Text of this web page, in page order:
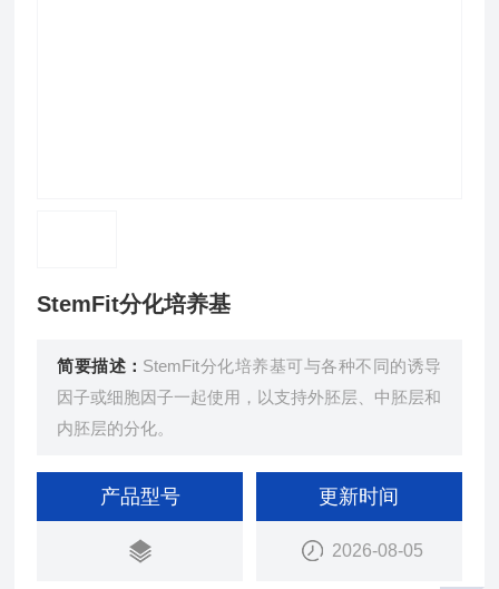
StemFit分化培养基
简要描述： StemFit分化培养基可与各种不同的诱导
因子或细胞因子一起使用，以支持外胚层、中胚层和
内胚层的分化。
产品型号 更新时间
2026-08-05